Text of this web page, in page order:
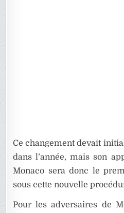
Ce changement devait
dans l’année, mais son
Monaco sera donc le
sous cette nouvelle
Pour les adversaires de